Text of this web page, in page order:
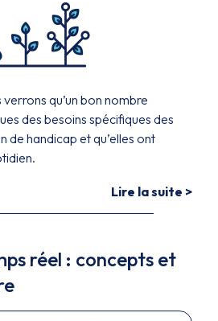
qu’un bon nombre
des besoins spécifiques des
de handicap et qu’elles ont
Lire la suite >
réel : concepts et